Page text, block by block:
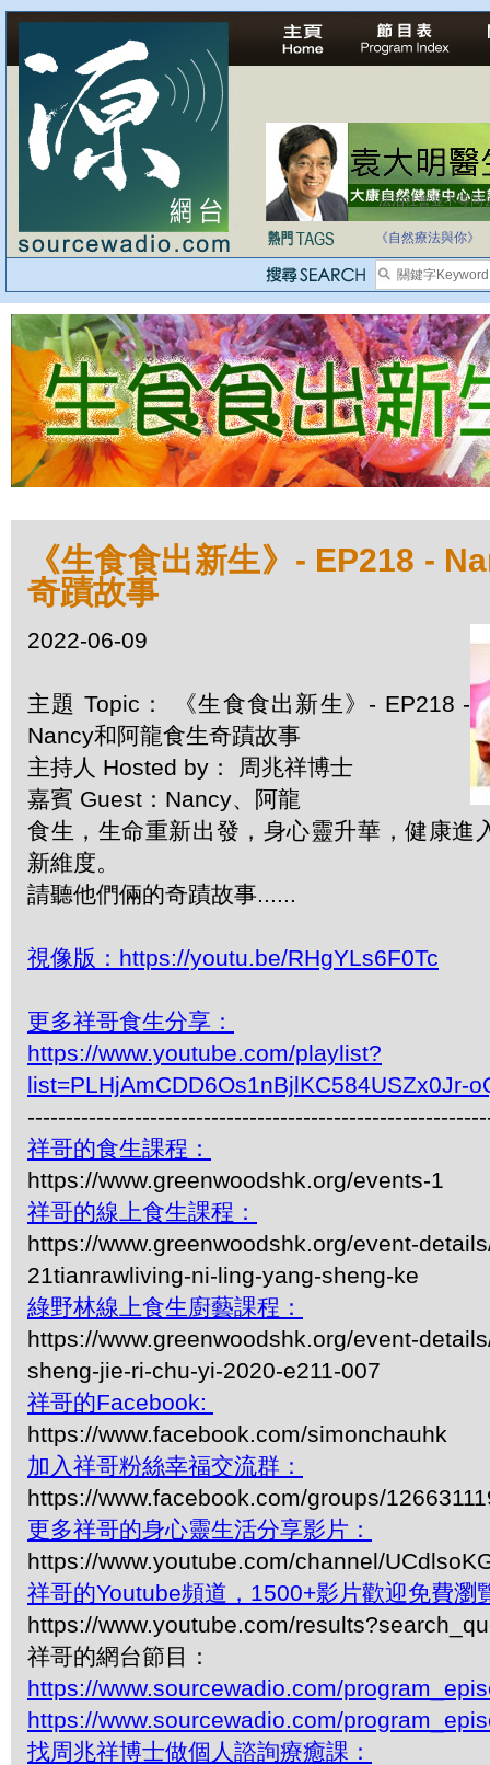
法治社會並不等同
自家教育合法化-
《自然療法與你》
《生食食出新生》- EP218 -
奇蹟故事
2022-06-09
主題 Topic： 《生食食出新生》- EP218 -
Nancy和阿龍食生奇蹟故事
主持人 Hosted by： 周兆祥博士
嘉賓 Guest：Nancy、阿龍
食生，生命重新出發，身心靈升華，健康進
新維度。
請聽他們倆的奇蹟故事......
視像版：https://youtu.be/RHgYLs6F0Tc
更多祥哥食生分享：
https://www.youtube.com/playlist?
list=PLHjAmCDD6Os1nBjlKC584USZx0Jr-
祥哥的食生課程：
https://www.greenwoodshk.org/events-1
祥哥的線上食生課程：
https://www.greenwoodshk.org/event-
21tianrawliving-ni-ling-yang-sheng-ke
綠野林線上食生廚藝課程：
https://www.greenwoodshk.org/event-
sheng-jie-ri-chu-yi-2020-e211-007
祥哥的Facebook:
https://www.facebook.com/simonchauhk
加入祥哥粉絲幸福交流群：
https://www.facebook.com/groups/
更多祥哥的身心靈生活分享影片：
https://www.youtube.com/channel/
祥哥的Youtube頻道，1500+影片歡迎免費瀏
https://www.youtube.com/
祥哥的網台節目：
https://www.sourcewadio.com/
https://www.sourcewadio.com/
找周兆祥博士做個人諮詢療癒課：